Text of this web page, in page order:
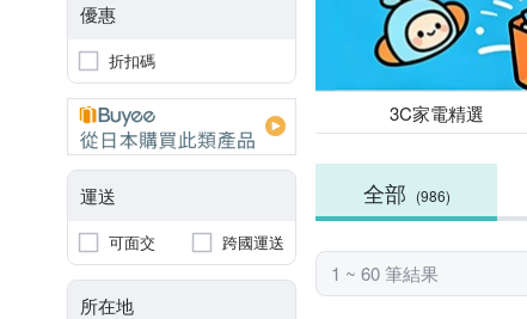
優惠
折扣碼
運送
可面交 跨國運送
所在地
3C家電精選
全部 (986)
1 ~ 60 筆結果